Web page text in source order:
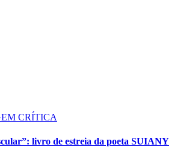
CRÍTICA
livro de estreia da poeta SUIANY